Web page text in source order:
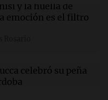
no disminuye
según estudio
nivel más bajo en 90
hídrica en EE.UU.
y la huella de
emoción es el filtro
celebró su peña